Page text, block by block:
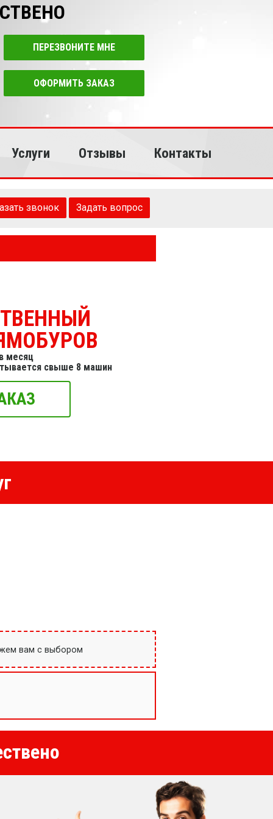
ПЕРЕЗВОНИТЕ МНЕ
ОФОРМИТЬ ЗАКАЗ
Услуги Отзывы Контакты
звонок Задать вопрос
месяц
свыше 8 машин
вам с выбором